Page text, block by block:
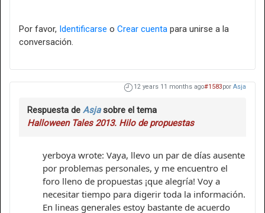
Por favor, Identificarse o Crear cuenta para unirse a la
conversación.
12 years 11 months ago#1583por Asja
Respuesta de Asjasobre el tema
Halloween Tales 2013. Hilo de propuestas
yerboya wrote: Vaya, llevo un par de días ausente
por problemas personales, y me encuentro el
foro lleno de propuestas ¡que alegría! Voy a
necesitar tiempo para digerir toda la información.
En lineas generales estoy bastante de acuerdo